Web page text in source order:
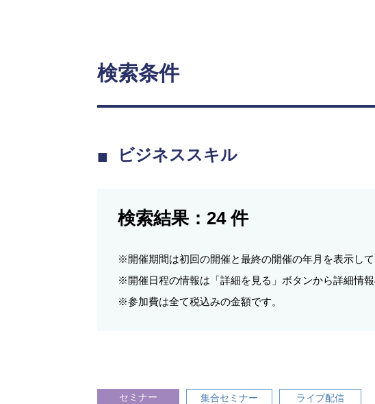
検索条件
ビジネススキル
検索結果： 24件
※開催期間は初回の開催と最終の開催の年月を表示して
※開催日程の情報は「詳細を見る」ボタンから詳細情報
※参加費は全て税込みの金額です。
セミナー 集合セミナー ライブ配信